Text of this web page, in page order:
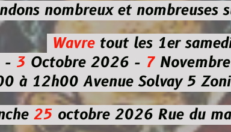
et nombreusessur les
Wavre
tout les 1er samedi
2026 - 7Novembre 2026
Avenue Solvay 5 Zoning
octobre 2026Rue du marché